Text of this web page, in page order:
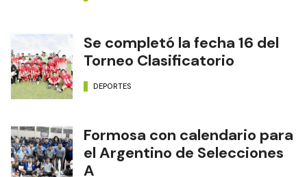
Se completó la fecha 16 del
Torneo Clasificatorio
DEPORTES
Formosa con calendario para
el Argentino de Selecciones
A